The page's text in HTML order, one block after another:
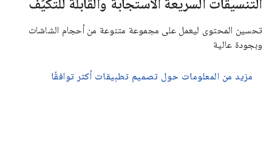
التنسيقات السريعة الاستجابة والقابلة للتكيّف
تحسين المحتوى ليعمل على مجموعة متنوعة من أحجام الشاشات
وبجودة عالية
مزيد من المعلومات حول تصميم تطبيقات أكثر توافقًا